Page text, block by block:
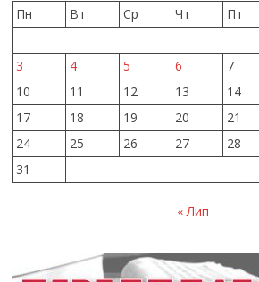
Пн
Вт Ср Чт Пт
3
4 5 6 7
10
11 12 13 14
17
18 19 20 21
24
25 26 27 28
31
« Лип